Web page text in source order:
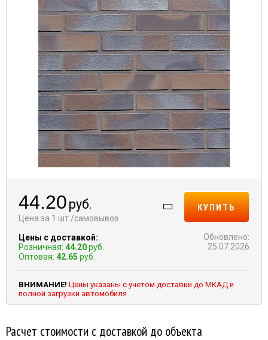
44.20 руб.
Цена за 1 шт./самовывоз
Цены с доставкой:
Розничная: 44.20руб.
Оптовая: 42.65 руб.
КУПИТЬ
Обновлено:
25.07.2026
ВНИМАНИЕ! Цены указаны с учетом доставки до МКАД и
полной загрузки автомобиля
Расчет стоимости с доставкой до объекта